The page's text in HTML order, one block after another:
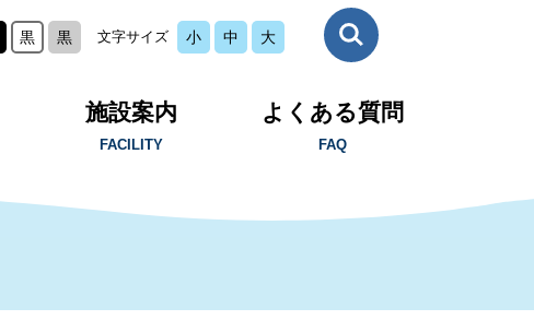
黒 黒 文字サイズ 小 中 大
施設案内
FACILITY
よくある質問
FAQ